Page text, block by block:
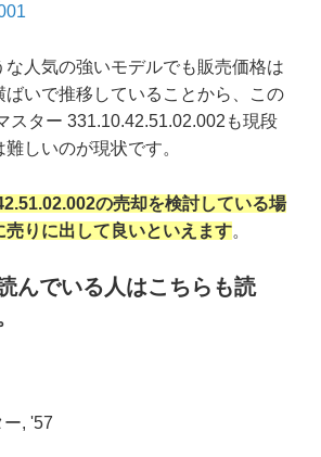
な人気の強いモデルでも販売価格は
ばいで推移していることから、この
スター 331.10.42.51.02.002も現段
しいのが現状です。
の売却を検討している場
売りに出して良いといえます。
んでいる人はこちらも読
ー, '57